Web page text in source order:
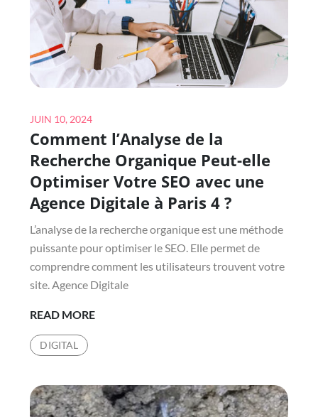
AVEC
UNE
AGENCE
DIGITALE
SAINT-
Posted
on
JUIN 10, 2024
Comment l’Analyse de la
Recherche Organique Peut-elle
Optimiser Votre SEO avec une
Agence Digitale à Paris 4 ?
L’analyse de la recherche organique est une méthode
puissante pour optimiser le SEO. Elle permet de
comprendre comment les utilisateurs trouvent votre
site. Agence Digitale
READ MORECOMMENT
RECHERCHE
ORGANIQUE
DIGITAL